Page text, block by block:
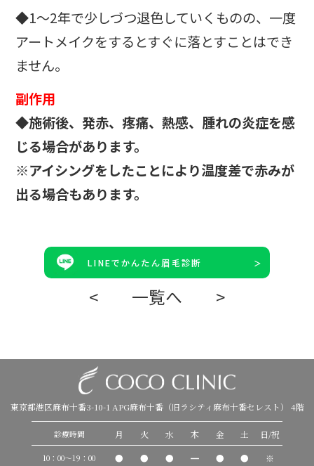
◆1～2年で少しづつ退色していくものの、一度
アートメイクをするとすぐに落とすことはでき
ません。
副作用
◆施術後、発赤、疼痛、熱感、腫れの炎症を感
じる場合があります。
※アイシングをしたことにより温度差で赤みが
出る場合もあります。
LINEでかんたん眉毛診断
< 一覧へ >
東京都港区麻布十番3-10-1 APG麻布十番（旧ラシティ麻布十番セレスト） 4階
診療時間 月 火 水 木 金 土 日/祝
10：00〜19：00 ● ● ● ━ ● ● ※